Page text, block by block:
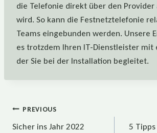
die Telefonie direkt über den
wird. So kann die Festnetztelefonie
Teams eingebunden werden. Unsere
es trotzdem Ihren IT-Dienstleister mit
der Sie bei der Installation begleitet.
Beitragsnavigation
PREVIOUS
Sicher ins Jahr 2022
5